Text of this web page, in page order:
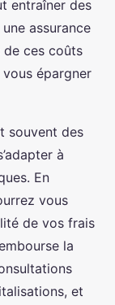
entraîner des
assurance
ces coûts
épargner
souvent des
à
En
vous
de vos frais
la
et